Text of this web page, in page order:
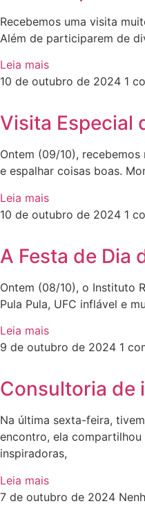
Recebemos uma visita
Além de participarem de
Leia mais
10 de outubro de 2024 1
Visita Especial
Ontem (09/10),
e espalhar coisas boas.
Leia mais
10 de outubro de 2024 1
A Festa de Dia
Ontem (08/10), o Instituto
Pula Pula, UFC inflável e
Leia mais
9 de outubro de 2024 1
Consultoria de
Na última sexta-feira,
encontro, ela
inspiradoras,
Leia mais
7 de outubro de 2024